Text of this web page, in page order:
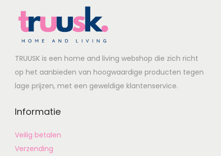
TRUUSK is een home and living webshop die zich richt
op het aanbieden van hoogwaardige producten tegen
lage prijzen, met een geweldige klantenservice.
Informatie
Veilig betalen
Verzending